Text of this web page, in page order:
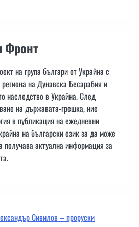
Фронт
на група българи от Украйна с
на Дунавска Бесарабия и
наследство в Украйна. След
на държавата-грешка, ние
в публикация на ежедневни
на български език за да може
получава актуална информация за
Сивилов – проруски